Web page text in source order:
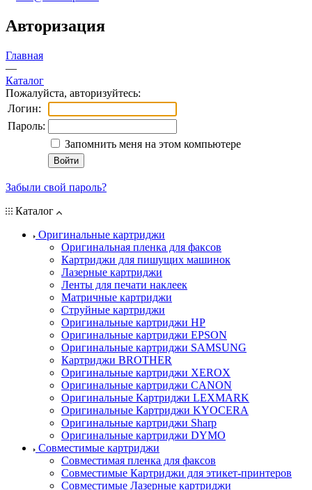
Авторизация
Главная
—
Каталог
Пожалуйста, авторизуйтесь:
Логин:
Пароль:
Запомнить меня на этом компьютере
Забыли свой пароль?
Каталог
Оригинальные картриджи
Оригинальная пленка для факсов
Картриджи для пишущих машинок
Лазерные картриджи
Ленты для печати наклеек
Матричные картриджи
Струйные картриджи
Оригинальные картриджи HP
Оригинальные картриджи EPSON
Оригинальные картриджи SAMSUNG
Картриджи BROTHER
Оригинальные картриджи XEROX
Оригинальные картриджи CANON
Оригинальные Картриджи LEXMARK
Оригинальные Картриджи KYOCERA
Оригинальные картриджи Sharp
Оригинальные картриджи DYMO
Совместимые картриджи
Совместимая пленка для факсов
Совместимые Картриджи для этикет-принтеров
Совместимые Лазерные картриджи